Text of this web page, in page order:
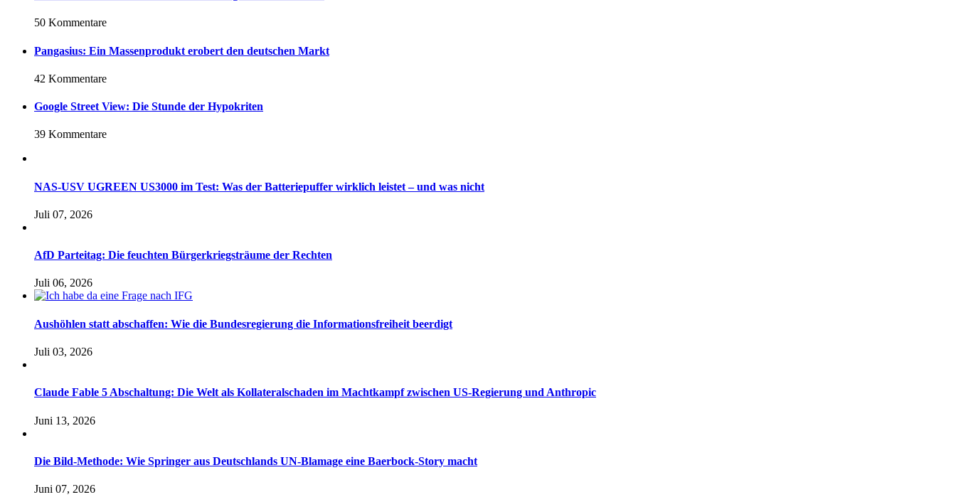
50 Kommentare
Pangasius: Ein Massenprodukt erobert den deutschen Markt
42 Kommentare
Google Street View: Die Stunde der Hypokriten
39 Kommentare
NAS-USV UGREEN US3000 im Test: Was der Batteriepuffer wirklich leistet – und was nicht
Juli 07, 2026
AfD Parteitag: Die feuchten Bürgerkriegsträume der Rechten
Juli 06, 2026
Aushöhlen statt abschaffen: Wie die Bundesregierung die Informationsfreiheit beerdigt
Juli 03, 2026
Claude Fable 5 Abschaltung: Die Welt als Kollateralschaden im Machtkampf zwischen US-Regierung und Anthropic
Juni 13, 2026
Die Bild-Methode: Wie Springer aus Deutschlands UN-Blamage eine Baerbock-Story macht
Juni 07, 2026